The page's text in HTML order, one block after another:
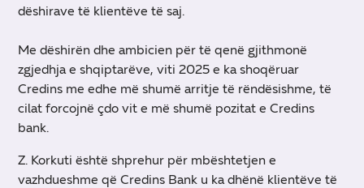
dëshirave të klientëve të saj.
Me dëshirën dhe ambicien për të qenë gjithmonë
zgjedhja e shqiptarëve, viti 2025 e ka shoqëruar
Credins me edhe më shumë arritje të rëndësishme, të
cilat forcojnë çdo vit e më shumë pozitat e Credins
bank.
Z. Korkuti është shprehur për mbështetjen e
vazhdueshme që Credins Bank u ka dhënë klientëve të